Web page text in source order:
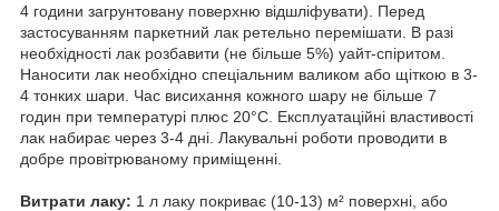
4 години загрунтовану поверхню відшліфувати). Перед
застосуванням паркетний лак ретельно перемішати. В разі
необхідності лак розбавити (не більше 5%) уайт-спіритом.
Наносити лак необхідно спеціальним валиком або щіткою в 3-
4 тонких шари. Час висихання кожного шару не більше 7
годин при температурі плюс 20°С. Експлуатаційні властивості
лак набирає через 3-4 дні. Лакувальні роботи проводити в
добре провітрюваному приміщенні.
Витрати лаку: 1 л лаку покриває (10-13) м² поверхні, або